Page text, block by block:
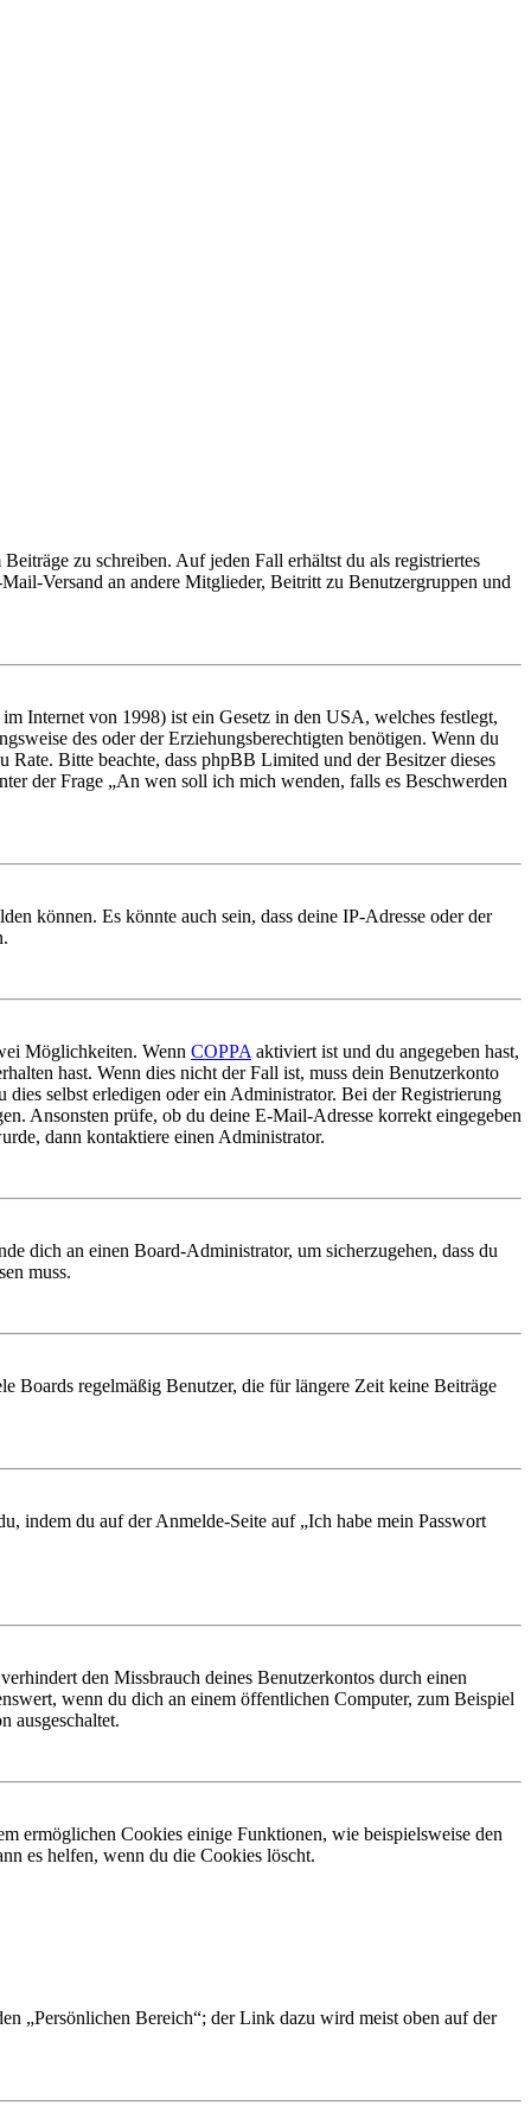
zu schreiben. Auf jeden Fall erhältst du als registriertes
Versand an andere Mitglieder, Beitritt zu Benutzergruppen und
Internet von 1998) ist ein Gesetz in den USA, welches festlegt,
des oder der Erziehungsberechtigten benötigen. Wenn du
Bitte beachte, dass phpBB Limited und der Besitzer dieses
der Frage „An wen soll ich mich wenden, falls es Beschwerden
können. Es könnte auch sein, dass deine IP-Adresse oder der
Möglichkeiten. Wenn COPPA aktiviert ist und du angegeben hast,
hast. Wenn dies nicht der Fall ist, muss dein Benutzerkonto
selbst erledigen oder ein Administrator. Bei der Registrierung
Ansonsten prüfe, ob du deine E-Mail-Adresse korrekt eingegeben
dann kontaktiere einen Administrator.
dich an einen Board-Administrator, um sicherzugehen, dass du
muss.
Boards regelmäßig Benutzer, die für längere Zeit keine Beiträge
indem du auf der Anmelde-Seite auf „Ich habe mein Passwort
den Missbrauch deines Benutzerkontos durch einen
wenn du dich an einem öffentlichen Computer, zum Beispiel
ausgeschaltet.
ermöglichen Cookies einige Funktionen, wie beispielsweise den
es helfen, wenn du die Cookies löscht.
„Persönlichen Bereich“; der Link dazu wird meist oben auf der